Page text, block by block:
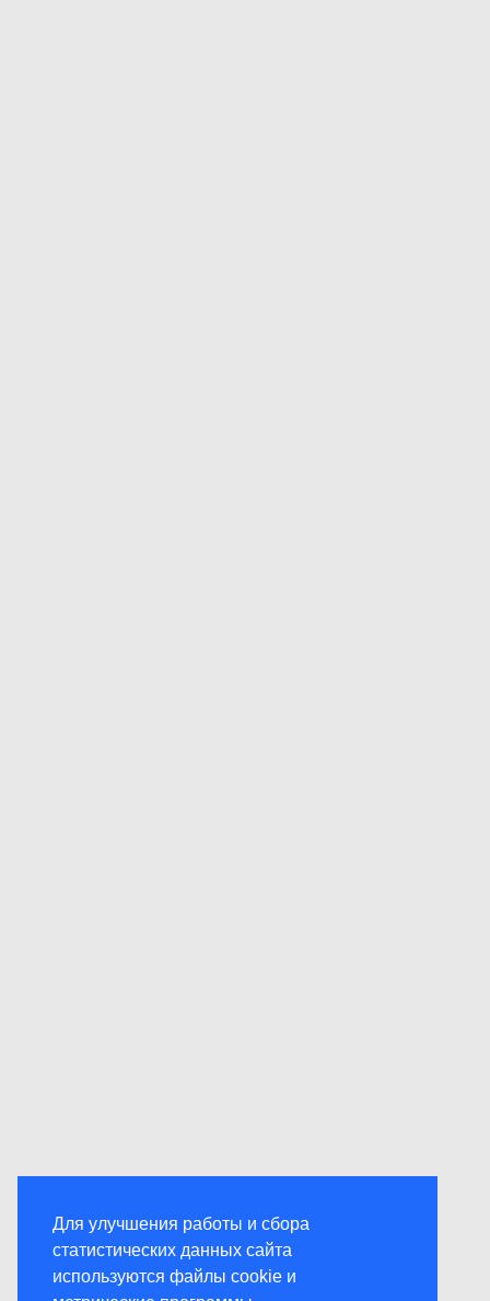
Для улучшения работы и сбора
статистических данных сайта
используются файлы cookie и